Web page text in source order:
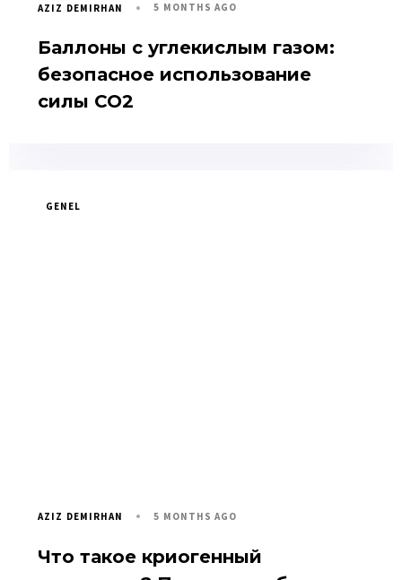
AZIZ DEMIRHAN 5 MONTHS AGO
Баллоны с углекислым газом:
безопасное использование
силы CO2
GENEL
AZIZ DEMIRHAN 5 MONTHS AGO
Что такое криогенный